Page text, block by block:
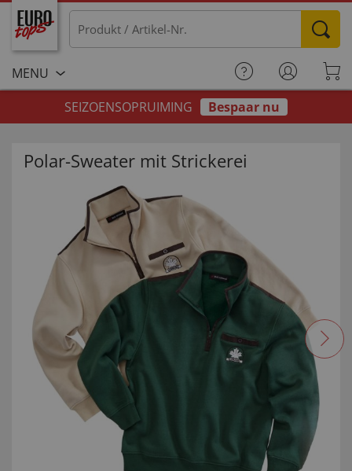
MENU
SEIZOENSOPRUIMING
Bespaar nu
Polar-Sweater mit Strickerei